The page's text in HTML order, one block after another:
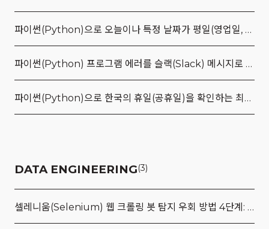
파이썬(Python)으로 오늘이나 특정 날짜가 평일(영업일, 근무일)인지 휴일(주말, 공휴일)인지 확인하는 방법(Feat. holidayskr)
파이썬(Python) 프로그램 에러를 슬랙(Slack) 메시지로 전송하는 최적의 방법
파이썬(Python)으로 한국의 휴일(공휴일)을 확인하는 최신 방법(Feat. holidayskr)
DATA ENGINEERING(3)
셀레니움(Selenium) 웹 크롤링 봇 탐지 우회 방법 4단계: 옵션, 쿠키, VPN, 크롬 디버깅 모드